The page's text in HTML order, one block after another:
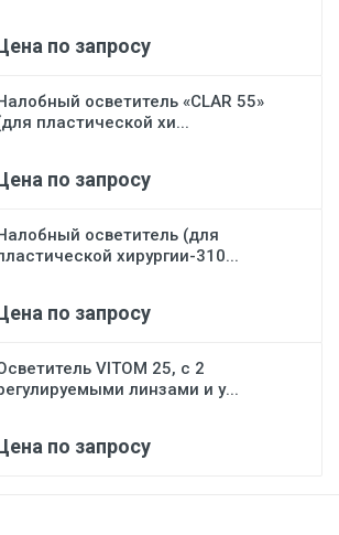
по запросу
осветитель «CLAR 55»
пластической хи...
по запросу
осветитель (для
хирургии-310...
по запросу
VITOM 25, с 2
линзами и у...
по запросу